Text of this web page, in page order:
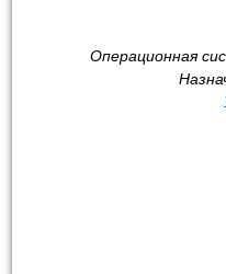
Операционная